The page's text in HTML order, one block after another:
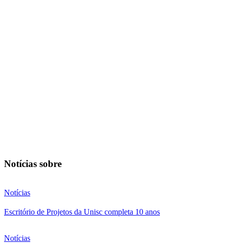
Notícias sobre
Notícias
Escritório de Projetos da Unisc completa 10 anos
Notícias